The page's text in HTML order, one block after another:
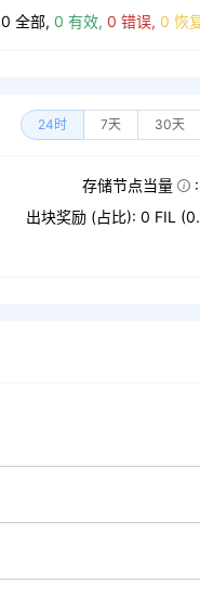
0 全部, 0 有效, 0 错误, 0 恢
24时 7天 30天
存储节点当量
出块奖励 (占比): 0 FIL